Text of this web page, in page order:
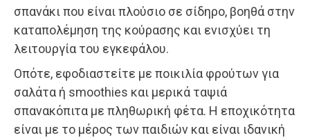
σπανάκι που είναι πλούσιο σε σίδηρο, βοηθά στην
καταπολέμηση της κούρασης και ενισχύει τη
λειτουργία του εγκεφάλου.
Οπότε, εφοδιαστείτε με ποικιλία φρούτων για
σαλάτα ή smoothies και μερικά ταψιά
σπανακόπιτα με πληθωρική φέτα. Η εποχικότητα
είναι με το μέρος των παιδιών και είναι ιδανική